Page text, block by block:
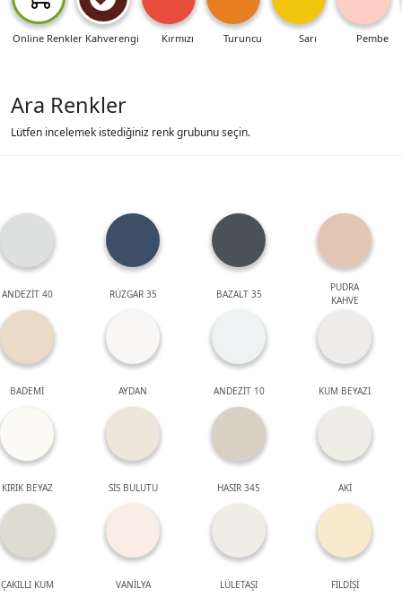
Online Renkler Kahverengi Kırmızı Turuncu Sarı Pembe
Ara Renkler
Lütfen incelemek istediğiniz renk grubunu seçin.
ANDEZİT 40 RÜZGAR 35 BAZALT 35
PUDRA
KAHVE
BADEMİ AYDAN ANDEZİT 10 KUM BEYAZI
KIRIK BEYAZ SİS BULUTU HASIR 345 AKİ
ÇAKILLI KUM VANİLYA LÜLETAŞI FİLDİŞİ